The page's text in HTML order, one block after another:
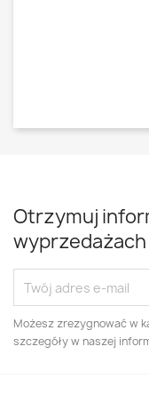
Otrzymuj
wyprzedażach
Możesz zrezygnować w
szczegóły w naszej